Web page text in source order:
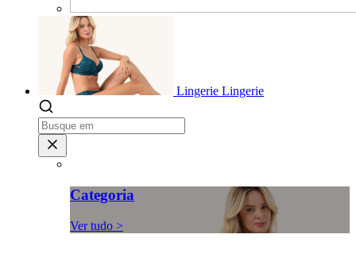
Lingerie Lingerie
Categoria
Ver tudo >